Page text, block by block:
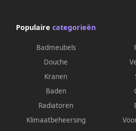
Populaire categorieën
Badmeubels
Douche
Kranen
Baden
Radiatoren
Klimaatbeheersing